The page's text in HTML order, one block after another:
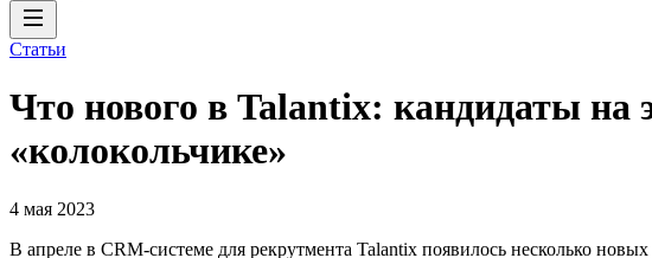
Статьи
Что нового в Talantix: кандидаты на
«колокольчике»
4 мая 2023
В апреле в CRM-системе для рекрутмента Talantix появилось несколько